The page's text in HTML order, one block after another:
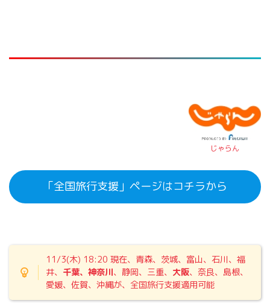
じゃらん
「全国旅行支援」ページはコチラから
11/3(木) 18:20 現在、青森、茨城、富山、石川、福
井、 千葉、神奈川、静岡、三重、 大阪、奈良、島根、
愛媛、佐賀、沖縄が、全国旅行支援適用可能